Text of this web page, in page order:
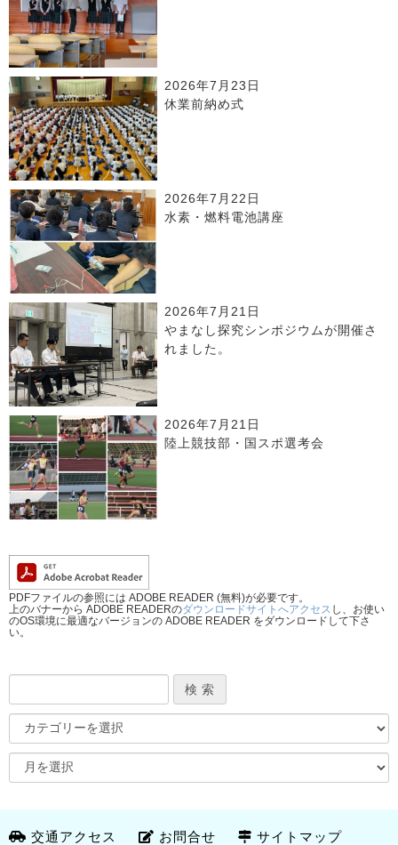
2026年7月23日
休業前納め式
2026年7月22日
水素・燃料電池講座
2026年7月21日
やまなし探究シンポジウムが開催さ
れました。
2026年7月21日
陸上競技部・国スポ選考会
PDFファイルの参照には ADOBE READER (無料)が必要です。
上のバナーから ADOBE READERのダウンロードサイトへアクセス し、お使い
のOS環境に最適なバージョンの ADOBE READER をダウンロードして下さ
い。
交通アクセス お問合せ
サイトマップ